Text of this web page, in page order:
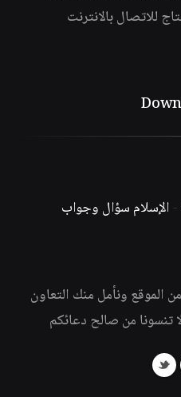
للاتصال بالانترنت
-الإسلام سؤال وجواب
الموقع ونأمل منك التعاون
تنسونا من صالح دعائكم